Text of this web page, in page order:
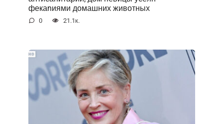
фекаnиями домашних животных
0 21.1к.